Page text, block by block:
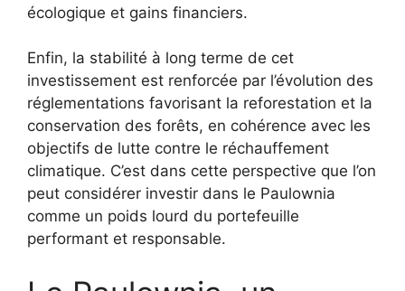
écologique et gains financiers.
Enfin, la stabilité à long terme de cet
investissement est renforcée par l’évolution des
réglementations favorisant la reforestation et la
conservation des forêts, en cohérence avec les
objectifs de lutte contre le réchauffement
climatique. C’est dans cette perspective que l’on
peut considérer investir dans le Paulownia
comme un poids lourd du portefeuille
performant et responsable.